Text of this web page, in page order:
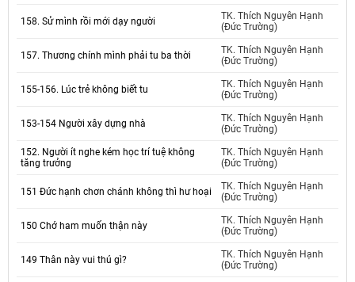
158. Sử mình rồi mới dạy người
TK. Thích Nguyên Hạnh
(Đức Trường)
157. Thương chính mình phải tu ba thời
TK. Thích Nguyên Hạnh
(Đức Trường)
155-156. Lúc trẻ không biết tu
TK. Thích Nguyên Hạnh
(Đức Trường)
153-154 Người xây dựng nhà
TK. Thích Nguyên Hạnh
(Đức Trường)
152. Người ít nghe kém học trí tuệ không
tăng trưởng
TK. Thích Nguyên Hạnh
(Đức Trường)
151 Đức hạnh chơn chánh không thì hư hoại
TK. Thích Nguyên Hạnh
(Đức Trường)
150 Chớ ham muốn thận này
TK. Thích Nguyên Hạnh
(Đức Trường)
149 Thân này vui thú gì?
TK. Thích Nguyên Hạnh
(Đức Trường)